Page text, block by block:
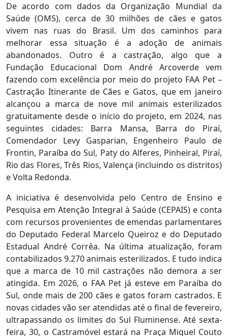
De acordo com dados da Organização Mundial da
Saúde (OMS), cerca de 30 milhões de cães e gatos
vivem nas ruas do Brasil. Um dos caminhos para
melhorar essa situação é a adoção de animais
abandonados. Outro é a castração, algo que a
Fundação Educacional Dom André Arcoverde vem
fazendo com excelência por meio do projeto FAA Pet –
Castração Itinerante de Cães e Gatos, que em janeiro
alcançou a marca de nove mil animais esterilizados
gratuitamente desde o início do projeto, em 2024, nas
seguintes cidades: Barra Mansa, Barra do Piraí,
Comendador Levy Gasparian, Engenheiro Paulo de
Frontin, Paraíba do Sul, Paty do Alferes, Pinheiral, Piraí,
Rio das Flores, Três Rios, Valença (incluindo os distritos)
e Volta Redonda.
A iniciativa é desenvolvida pelo Centro de Ensino e
Pesquisa em Atenção Integral à Saúde (CEPAIS) e conta
com recursos provenientes de emendas parlamentares
do Deputado Federal Marcelo Queiroz e do Deputado
Estadual André Corrêa. Na última atualização, foram
contabilizados 9.270 animais esterilizados. E tudo indica
que a marca de 10 mil castrações não demora a ser
atingida. Em 2026, o FAA Pet já esteve em Paraíba do
Sul, onde mais de 200 cães e gatos foram castrados. E
novas cidades vão ser atendidas até o final de fevereiro,
ultrapassando os limites do Sul Fluminense. Até sexta-
feira, 30, o Castramóvel estará na Praça Miguel Couto